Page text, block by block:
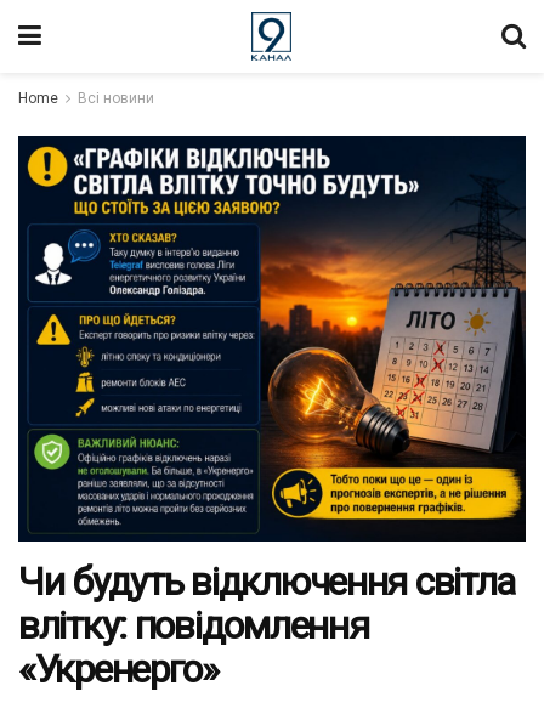
Home Всі новини
Чи будуть відключення світла
влітку: повідомлення
«Укренерго»